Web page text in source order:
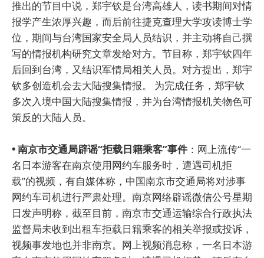
推出的节目中说，郑宇钦是台湾高雄人，读书期间对情
报学产生浓厚兴趣，而后前往捷克查理大学攻读博士学
位，期间与台湾国家安全局人员结识，并主动将自己撰
写的情报机构研究文章发给对方。节目称，郑宇钦四年
后回到台湾，又结识军情局相关人员。对方提出，郑宇
钦多创造机会去大陆搜集情报。 为完成任务，郑宇钦
多次入境中国大陆搜集情报，并为台湾情报机关物色可
策反的大陆人员。
• 南京市交通局辟谣“拒载日籍乘客”事件 ：网上流传“一
名日本游客在南京使用网约车服务时，遭遇司机拒
载”的视频，有自媒体称，中国南京市交通局将对涉事
网约车司机进行严肃处理。南京网络辟谣微信公号星期
日发声明称，截至目前，南京市交通运输综合行政执法
监督局未收到出租车拒载日籍乘客的相关举报或投诉，
视频事发地也并非南京。网上视频消息称，一名日本游